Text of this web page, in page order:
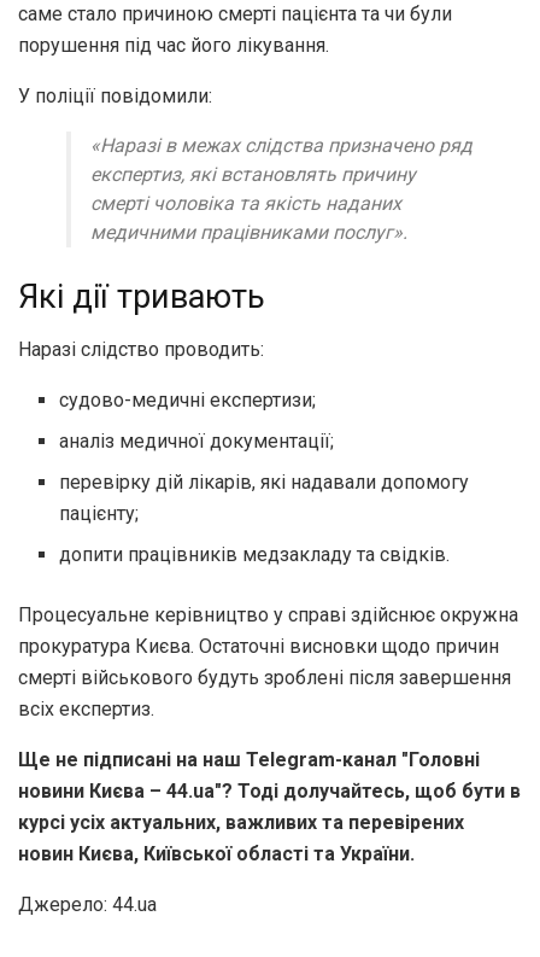
саме стало причиною смерті пацієнта та чи були
порушення під час його лікування.
У поліції повідомили:
«Наразі в межах слідства призначено ряд
експертиз, які встановлять причину
смерті чоловіка та якість наданих
медичними працівниками послуг».
Які дії тривають
Наразі слідство проводить:
судово-медичні експертизи;
аналіз медичної документації;
перевірку дій лікарів, які надавали допомогу
пацієнту;
допити працівників медзакладу та свідків.
Процесуальне керівництво у справі здійснює окружна
прокуратура Києва. Остаточні висновки щодо причин
смерті військового будуть зроблені після завершення
всіх експертиз.
Ще не підписані на наш Telegram-канал "Головні
новини Києва – 44.ua"? Тоді долучайтесь, щоб бути в
курсі усіх актуальних, важливих та перевірених
новин Києва, Київської області та України.
Джерело: 44.ua